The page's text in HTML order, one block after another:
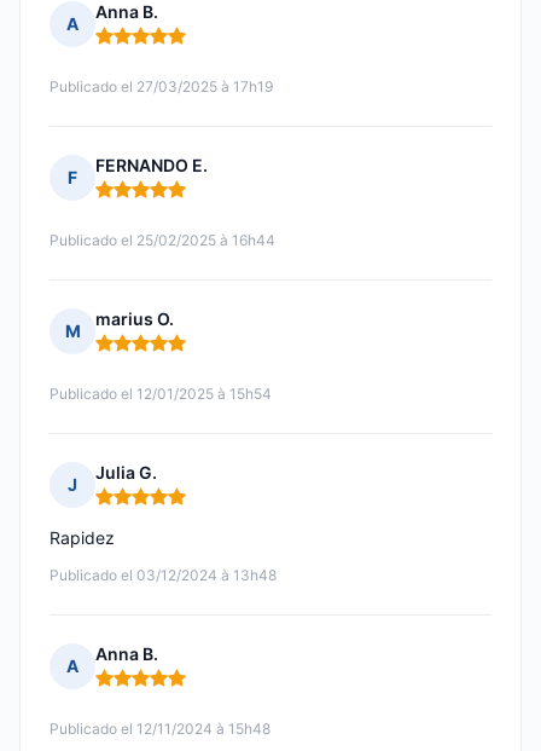
A
Anna B.
Nota: 5 de 5
Publicado el 27/03/2025 à 17h19
F
FERNANDO E.
Nota: 5 de 5
Publicado el 25/02/2025 à 16h44
M
marius O.
Nota: 5 de 5
Publicado el 12/01/2025 à 15h54
J
Julia G.
Nota: 5 de 5
Publicado el 03/12/2024 à 13h48
Rapidez
A
Anna B.
Nota: 5 de 5
Publicado el 12/11/2024 à 15h48